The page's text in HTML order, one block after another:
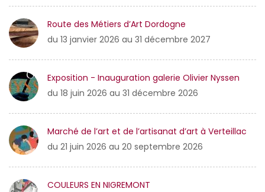
Route des Métiers d’Art Dordogne
du 13 janvier 2026 au 31 décembre 2027
Exposition - Inauguration galerie Olivier Nyssen
du 18 juin 2026 au 31 décembre 2026
Marché de l’art et de l’artisanat d’art à Verteillac
du 21 juin 2026 au 20 septembre 2026
COULEURS EN NIGREMONT